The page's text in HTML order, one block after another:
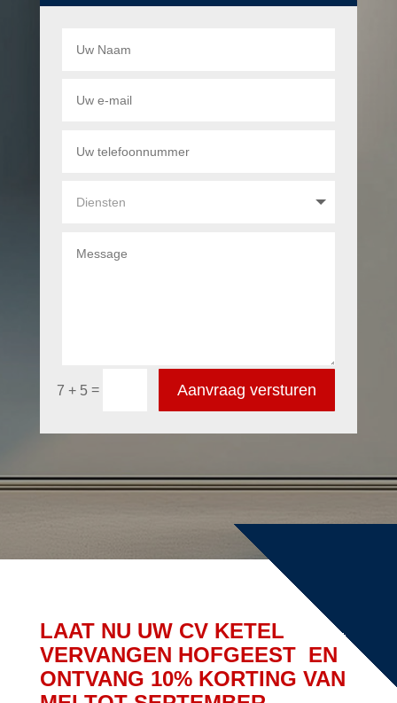
7 + 5= Aanvraag versturen
LAAT NU UW CV KETEL
VERVANGEN HOFGEEST EN
ONTVANG 10% KORTING VAN